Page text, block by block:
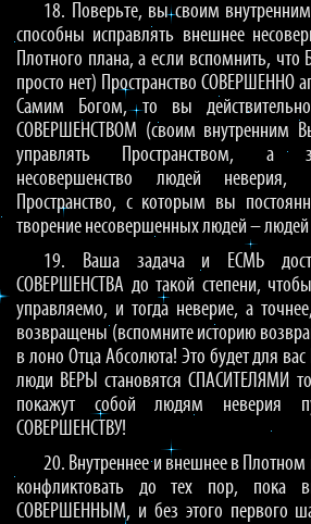
18. Поверьте, вы своим
способны исправлять внешнее
Плотного плана, а если вспомнить, что
просто нет) Пространство СОВЕРШЕННО
Самим Богом, то вы
СОВЕРШЕНСТВОМ (своим внутренним
управлять Пространством, а
несовершенство людей неверия,
Пространство, с которым вы
творение несовершенных людей – людей
19. Ваша задача и ЕСМЬ
СОВЕРШЕНСТВА до такой степени,
управляемо, и тогда неверие, а
возвращены (вспомните историю
в лоно Отца Абсолюта! Это будет для
люди ВЕРЫ становятся СПАСИТЕЛЯМИ
покажут собой людям неверия
СОВЕРШЕНСТВУ!
20. Внутреннее и внешнее в Плотном
конфликтовать до тех пор, пока
СОВЕРШЕННЫМ, и без этого первого